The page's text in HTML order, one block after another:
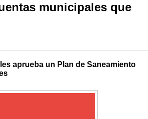
municipales que
aprueba un Plan de Saneamiento